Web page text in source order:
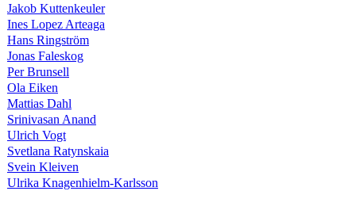
Jakob Kuttenkeuler
Ines Lopez Arteaga
Hans Ringström
Jonas Faleskog
Per Brunsell
Ola Eiken
Mattias Dahl
Srinivasan Anand
Ulrich Vogt
Svetlana Ratynskaia
Svein Kleiven
Ulrika Knagenhielm-Karlsson